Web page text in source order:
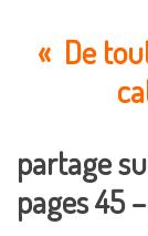
« De
partage
pages 45